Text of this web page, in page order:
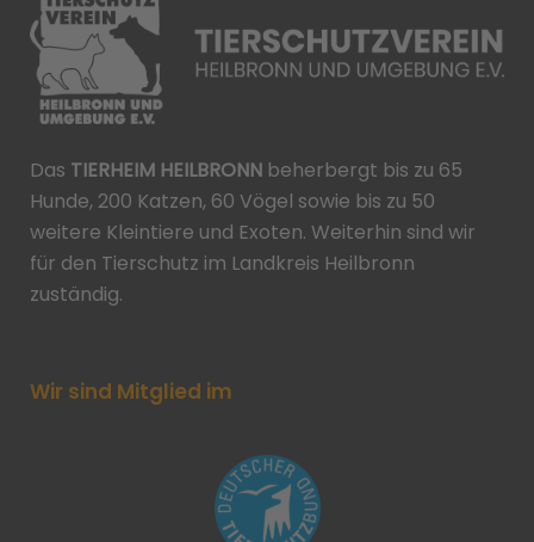
Das TIERHEIM HEILBRONN beherbergt bis zu 65
Hunde, 200 Katzen, 60 Vögel sowie bis zu 50
weitere Kleintiere und Exoten. Weiterhin sind wir
für den Tierschutz im Landkreis Heilbronn
zuständig.
Wir sind Mitglied im